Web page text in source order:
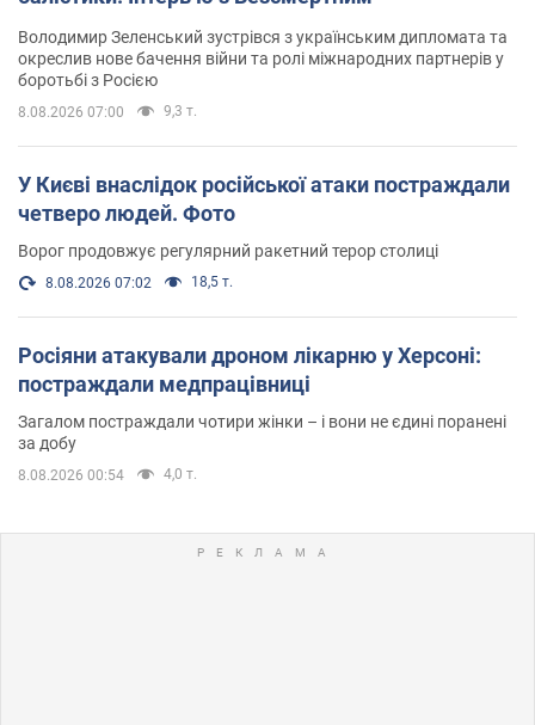
Володимир Зеленський зустрівся з українським дипломата та
окреслив нове бачення війни та ролі міжнародних партнерів у
боротьбі з Росією
8.08.2026 07:00 9,3 т.
У Києві внаслідок російської атаки постраждали
четверо людей. Фото
Ворог продовжує регулярний ракетний терор столиці
8.08.2026 07:02 18,5 т.
Росіяни атакували дроном лікарню у Херсоні:
постраждали медпрацівниці
Загалом постраждали чотири жінки – і вони не єдині поранені
за добу
8.08.2026 00:54 4,0 т.